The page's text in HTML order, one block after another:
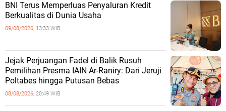
BNI Terus Memperluas Penyaluran Kredit
Berkualitas di Dunia Usaha
09/08/2026, 13:33 WIB
Jejak Perjuangan Fadel di Balik Rusuh
Pemilihan Presma IAIN Ar-Raniry: Dari Jeruji
Poltabes hingga Putusan Bebas
08/08/2026, 20:49 WIB